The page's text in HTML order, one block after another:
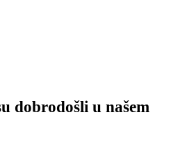
dobrodošli u našem